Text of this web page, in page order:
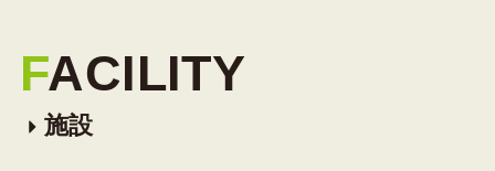
FACILITY
施設